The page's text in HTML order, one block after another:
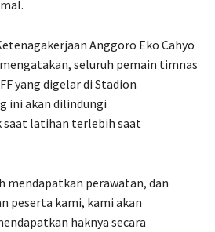
Anggoro Eko Cahyo
seluruh pemain timnas
yang digelar di Stadion
ini akan dilindungi
saat latihan terlebih saat
mendapatkan perawatan, dan
peserta kami, kami akan
haknya secara